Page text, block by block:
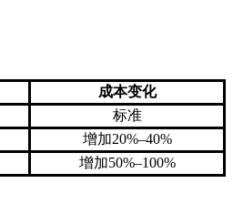
成本变化
标准
增加20%–40%
增加50%–100%